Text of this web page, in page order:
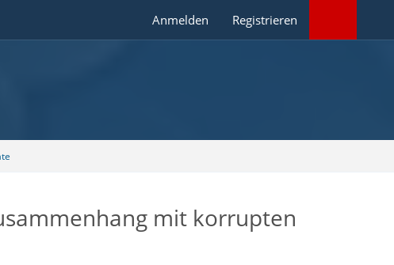
Anmelden Registrieren
mit korrupten